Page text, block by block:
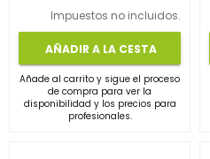
Impuestos no incluidos.
AÑADIR A LA CESTA
Añade al carrito y sigue el proceso
de compra para ver la
disponibilidad y los precios para
profesionales.